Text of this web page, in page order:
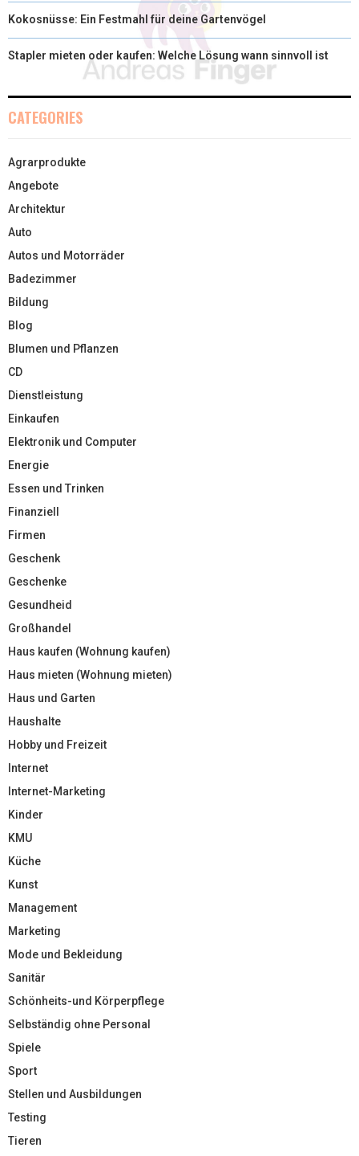
Kokosnüsse: Ein Festmahl für deine Gartenvögel
Stapler mieten oder kaufen: Welche Lösung wann sinnvoll ist
CATEGORIES
Agrarprodukte
Angebote
Architektur
Auto
Autos und Motorräder
Badezimmer
Bildung
Blog
Blumen und Pflanzen
CD
Dienstleistung
Einkaufen
Elektronik und Computer
Energie
Essen und Trinken
Finanziell
Firmen
Geschenk
Geschenke
Gesundheid
Großhandel
Haus kaufen (Wohnung kaufen)
Haus mieten (Wohnung mieten)
Haus und Garten
Haushalte
Hobby und Freizeit
Internet
Internet-Marketing
Kinder
KMU
Küche
Kunst
Management
Marketing
Mode und Bekleidung
Sanitär
Schönheits-und Körperpflege
Selbständig ohne Personal
Spiele
Sport
Stellen und Ausbildungen
Testing
Tieren